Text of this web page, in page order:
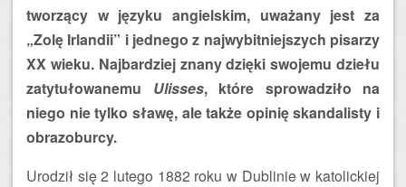
tworzący w języku angielskim, uważany jest za
„Zolę Irlandii” i jednego z najwybitniejszych pisarzy
XX wieku. Najbardziej znany dzięki swojemu dziełu
zatytułowanemu Ulisses, które sprowadziło na
niego nie tylko sławę, ale także opinię skandalisty i
obrazoburcy.
Urodził się 2 lutego 1882 roku w Dublinie w katolickiej